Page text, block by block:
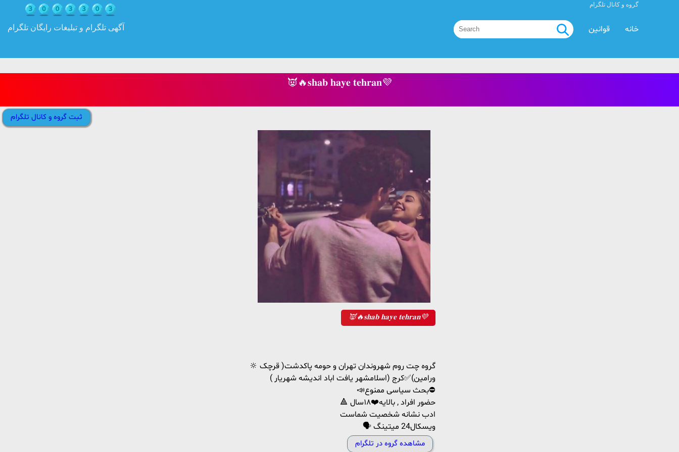
آگهی تلگرام و تبلیغات رایگان تلگرام
گروه و کانال تلگرام
قوانین خانه
👿🔥𝐬𝐡𝐚𝐛 𝐡𝐚𝐲𝐞 𝐭𝐞𝐡𝐫𝐚𝐧💜
ثبت گروه و کانال تلگرام
👿🔥𝐬𝐡𝐚𝐛 𝐡𝐚𝐲𝐞 𝐭𝐞𝐡𝐫𝐚𝐧💜
🔆 گروه چت روم شهروندان تهران و حومه پاکدشت( قرچک
ورامین)✅کرج (اسلامشهر یافت اباد اندیشه شهریار )
📣بحث سیاسی ممنوع⛔
🔺 حضور افراد , بالایه❤️۱۸سال
ادب نشانه شخصیت شماست
🗣 ویسکال24 میتینگ
مشاهده گروه در تلگرام